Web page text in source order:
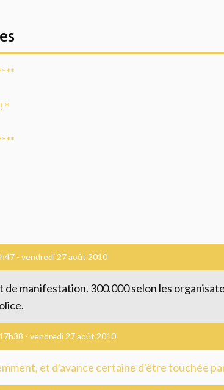
*
- vendredi 27août 2010
de manifestation. 300.000 selon les
17h38 - vendredi 27août 2010
et d'avance certaine d'être touchée